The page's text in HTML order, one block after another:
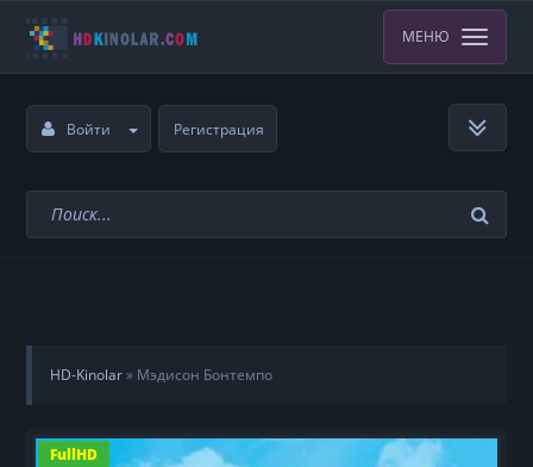
МЕНЮ
Войти Регистрация
HD-Kinolar» Мэдисон Бонтемпо
FullHD